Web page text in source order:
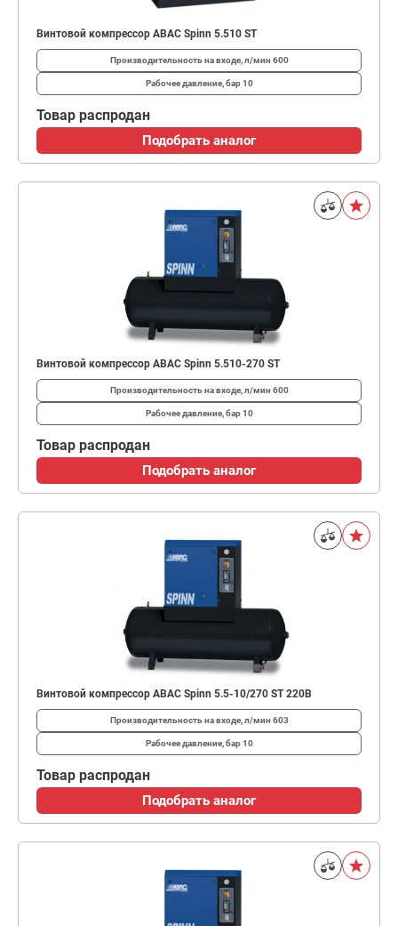
Винтовой компрессор ABAC Spinn 5.510 ST
Производительность на входе, л/мин 600
Рабочее давление, бар10
Товар распродан
Подобрать аналог
Винтовой компрессор ABAC Spinn 5.510-270 ST
Производительность на входе, л/мин 600
Рабочее давление, бар10
Товар распродан
Подобрать аналог
Винтовой компрессор ABAC Spinn 5.5-10/270 ST 220В
Производительность на входе, л/мин 603
Рабочее давление, бар10
Товар распродан
Подобрать аналог